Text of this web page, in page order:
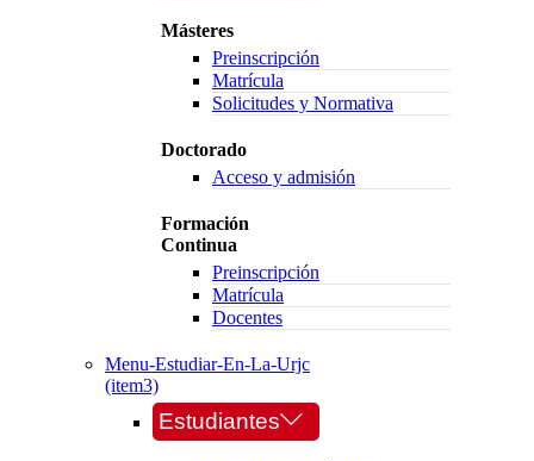
Másteres
Preinscripción
Matrícula
Solicitudes y Normativa
Doctorado
Acceso y admisión
Formación
Continua
Preinscripción
Matrícula
Docentes
Menu-Estudiar-En-La-Urjc
(item3)
Estudiantes